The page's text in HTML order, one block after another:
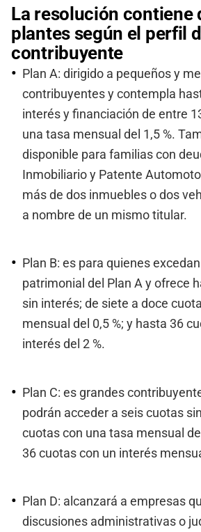
La resolución contiene
plantes según el perfil
contribuyente
Plan A: dirigido a pequeños y
contribuyentes y contempla
interés y financiación de entre
una tasa mensual del 1,5 %.
disponible para familias con
Inmobiliario y Patente
más de dos inmuebles o dos
a nombre de un mismo titular.
Plan B: es para quienes
patrimonial del Plan A y ofrece
sin interés; de siete a doce
mensual del 0,5 %; y hasta 36
interés del 2 %.
Plan C: es grandes
podrán acceder a seis cuotas
cuotas con una tasa mensual
36 cuotas con un interés
Plan D: alcanzará a empresas
discusiones administrativas o